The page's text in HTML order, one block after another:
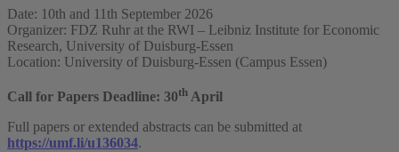
Date: 10th and 11th September 2026
Organizer: FDZ Ruhr at the RWI – Leibniz Institute for Economic
Research, University of Duisburg-Essen
Location: University of Duisburg-Essen (Campus Essen)
Call for Papers Deadline: 30th April
Full papers or extended abstracts can be submitted at
https://umf.li/u136034.